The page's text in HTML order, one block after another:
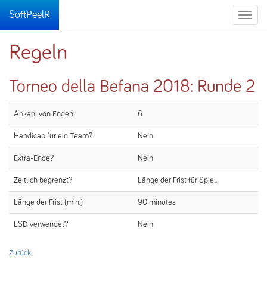
Toggle
SoftPeelR
Regeln
Torneo della Befana 2018: Runde 2
Anzahl von Enden 6
Handicap für ein Team? Nein
Extra-Ende? Nein
Zeitlich begrenzt? Länge der Frist für Spiel.
Länge der Frist (min.) 90 minutes
LSD verwendet? Nein
Zurück